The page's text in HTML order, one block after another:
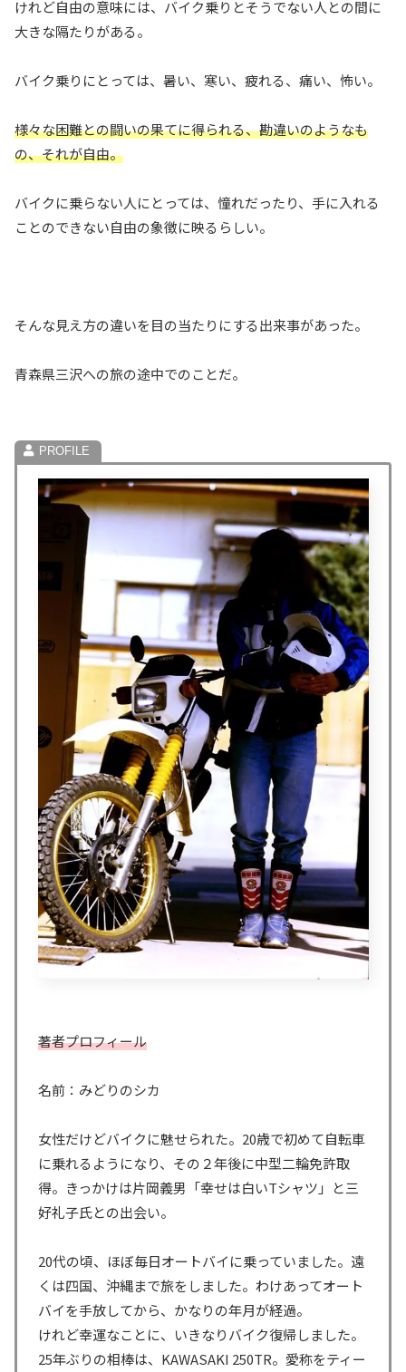
けれど自由の意味には、バイク乗りとそうでない人との間に
大きな隔たりがある。
バイク乗りにとっては、暑い、寒い、疲れる、痛い、怖い。
様々な困難との闘いの果てに得られる、勘違いのようなも
の、それが自由。
バイクに乗らない人にとっては、憧れだったり、手に入れる
ことのできない自由の象徴に映るらしい。
そんな見え方の違いを目の当たりにする出来事があった。
青森県三沢への旅の途中でのことだ。
著者プロフィール
名前：みどりのシカ
女性だけどバイクに魅せられた。20歳で初めて自転車
に乗れるようになり、その２年後に中型二輪免許取
得。きっかけは片岡義男「幸せは白いTシャツ」と三
好礼子氏との出会い。
20代の頃、ほぼ毎日オートバイに乗っていました。遠
くは四国、沖縄まで旅をしました。わけあってオート
バイを手放してから、かなりの年月が経過。
けれど幸運なことに、いきなりバイク復帰しました。
25年ぶりの相棒は、KAWASAKI 250TR。愛称をティー